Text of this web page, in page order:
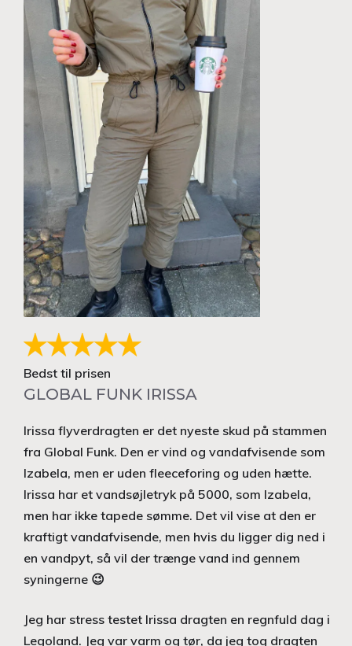
Bedst til prisen
GLOBAL FUNK IRISSA
Irissa flyverdragten er det nyeste skud på stammen
fra Global Funk. Den er vind og vandafvisende som
Izabela, men er uden fleeceforing og uden hætte.
Irissa har et vandsøjletryk på 5000, som Izabela,
men har ikke tapede sømme. Det vil vise at den er
kraftigt vandafvisende, men hvis du ligger dig ned i
en vandpyt, så vil der trænge vand ind gennem
syningerne 😉
Jeg har stress testet Irissa dragten en regnfuld dag i
Legoland. Jeg var varm og tør, da jeg tog dragten